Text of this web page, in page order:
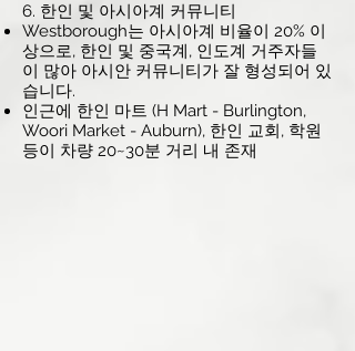
6. 한인 및 아시아계 커뮤니티
Westborough는 아시아계 비율이 20% 이
상으로, 한인 및 중국계, 인도계 거주자들
이 많아 아시안 커뮤니티가 잘 형성되어 있
습니다.
인근에 한인 마트 (H Mart - Burlington,
Woori Market - Auburn), 한인 교회, 학원
등이 차량 20~30분 거리 내 존재